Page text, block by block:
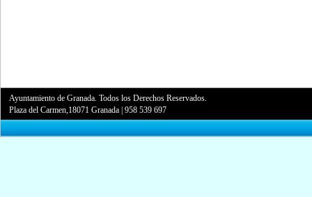
Ayuntamiento de Granada. Todos los Derechos Reservados.
Plaza del Carmen,18071 Granada |958 539 697